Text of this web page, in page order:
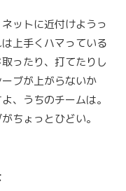
ットに近付けようっ
上手くハマっている
ったり、打てたりし
ブが上がらないか
、うちのチームは。
ちょっとひどい。